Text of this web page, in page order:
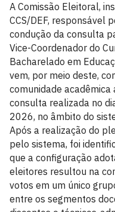
A Comissão Eleitoral,
CCS/DEF, responsável
condução da consulta
Vice-Coordenador do
Bacharelado em
vem, por meio deste,
comunidade
consulta realizada no
2026, no âmbito do
Após a realização do
pelo sistema, foi
que a configuração
eleitores resultou na
votos em um único
entre os segmentos